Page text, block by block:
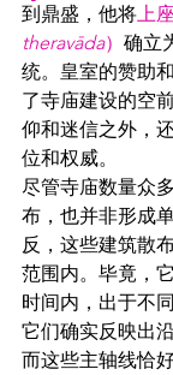
到鼎盛，他将上
theravāda） 确立
统。皇室的赞助
了寺庙建设的空
仰和迷信之外，
位和权威。
尽管寺庙数量众
布，也并非形成
反，这些建筑散
范围内。毕竟，
时间内，出于不
它们确实反映出
而这些主轴线恰